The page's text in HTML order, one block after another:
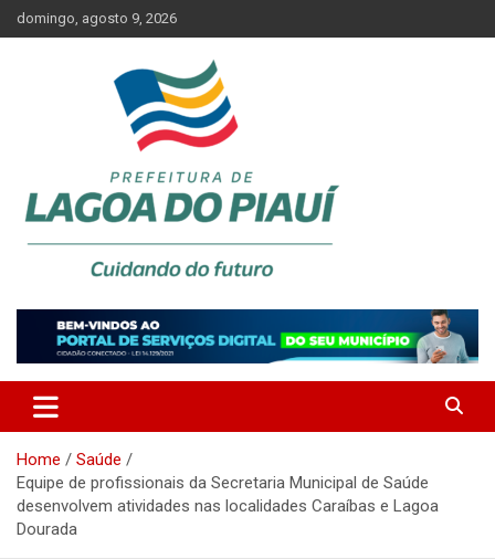
Skip
to
domingo, agosto 9, 2026
PREFEITURA DE LAGOA DO
PIAUÍ
Home
Saúde
Equipe de profissionais da Secretaria Municipal de Saúde
desenvolvem atividades nas localidades Caraíbas e Lagoa
Dourada